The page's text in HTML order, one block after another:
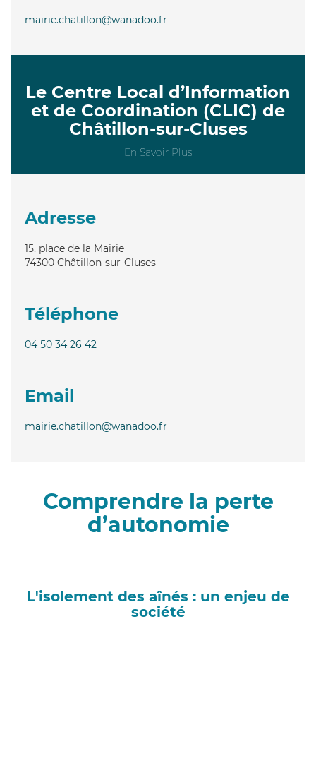
mairie.chatillon@wanadoo.fr
Le Centre Local d’Information
et de Coordination (CLIC) de
Châtillon-sur-Cluses
En Savoir Plus
Adresse
15, place de la Mairie
74300 Châtillon-sur-Cluses
Téléphone
04 50 34 26 42
Email
mairie.chatillon@wanadoo.fr
Comprendre la perte
d’autonomie
L'isolement des aînés : un enjeu de
société